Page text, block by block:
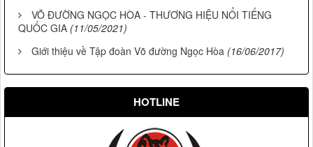
VÕ ĐƯỜNG NGỌC HÒA - THƯƠNG HIỆU NỔI TIẾNG
QUỐC GIA (11/05/2021)
Giới thiệu về Tập đoàn Võ đường Ngọc Hòa (16/06/2017)
HOTLINE